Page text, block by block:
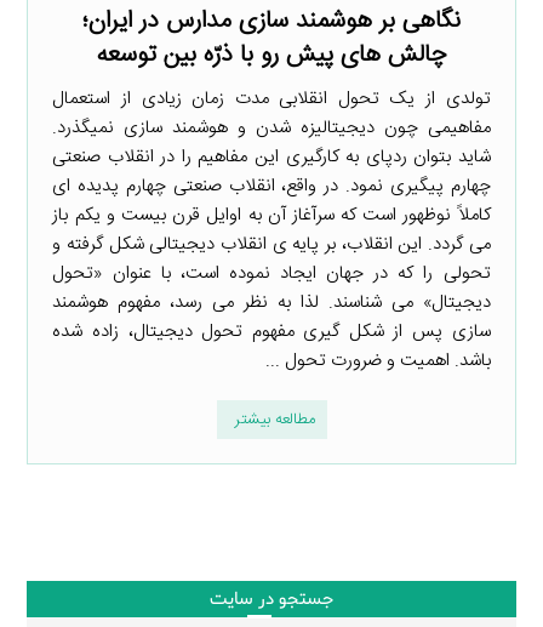
نگاهی بر هوشمند سازی مدارس در ایران؛
چالش ­های پیش­ رو با ذرّه­ بین توسعه
تولدی از یک تحول انقلابی مدت زمان زیادی از استعمال
مفاهیمی چون دیجیتالیزه شدن و هوشمند سازی نمی­گذرد.
شاید بتوان ردپای به­ کارگیری این مفاهیم را در انقلاب صنعتی
چهارم پیگیری نمود. در واقع، انقلاب صنعتی چهارم پدیده ­ای
کاملاً نوظهور است که سرآغاز آن به اوایل قرن بیست و یکم باز
می ­گردد. این انقلاب، بر پایه ­ی انقلاب دیجیتالی شکل گرفته و
تحولی را که در جهان ایجاد نموده است، با عنوان «تحول
دیجیتال» می ­شناسند. لذا به نظر می ­رسد، مفهوم هوشمند
سازی پس از شکل­ گیری مفهوم تحول دیجیتال، زاده شده
باشد. اهمیت و ضرورت تحول ...
مطالعه بیشتر
جستجو در سایت